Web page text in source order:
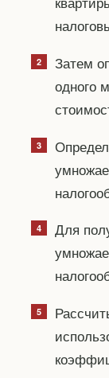
Затем
одного
Для